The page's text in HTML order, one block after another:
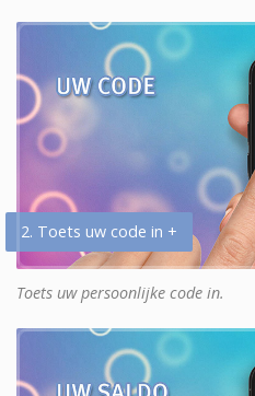
2. Toets uw code in +
Toets uw persoonlijke code in.